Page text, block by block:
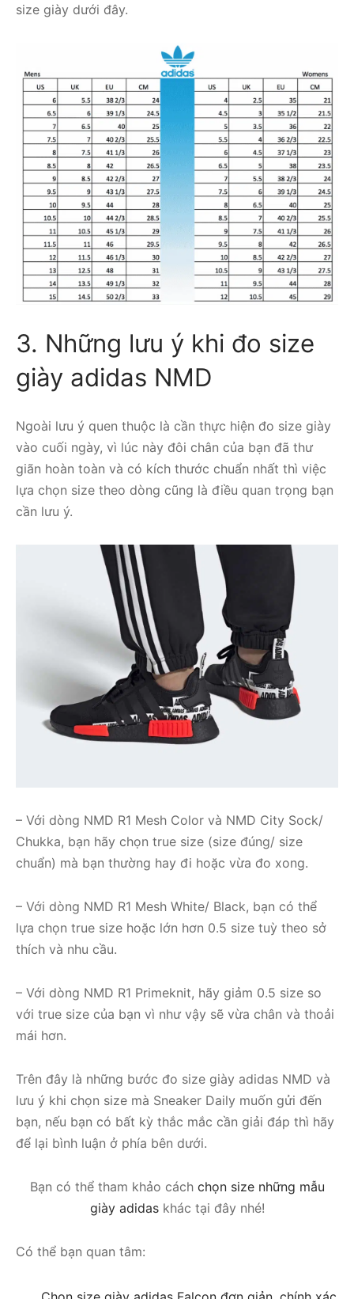
size giày dưới đây.
3. Những lưu ý khi đo size
giày adidas NMD
Ngoài lưu ý quen thuộc là cần thực hiện đo size giày
vào cuối ngày, vì lúc này đôi chân của bạn đã thư
giãn hoàn toàn và có kích thước chuẩn nhất thì việc
lựa chọn size theo dòng cũng là điều quan trọng bạn
cần lưu ý.
– Với dòng NMD R1 Mesh Color và NMD City Sock/
Chukka, bạn hãy chọn true size (size đúng/ size
chuẩn) mà bạn thường hay đi hoặc vừa đo xong.
– Với dòng NMD R1 Mesh White/ Black, bạn có thể
lựa chọn true size hoặc lớn hơn 0.5 size tuỳ theo sở
thích và nhu cầu.
– Với dòng NMD R1 Primeknit, hãy giảm 0.5 size so
với true size của bạn vì như vậy sẽ vừa chân và thoải
mái hơn.
Trên đây là những bước đo size giày adidas NMD và
lưu ý khi chọn size mà Sneaker Daily muốn gửi đến
bạn, nếu bạn có bất kỳ thắc mắc cần giải đáp thì hãy
để lại bình luận ở phía bên dưới.
Bạn có thể tham khảo cách chọn size những mẫu
giày adidaskhác tại đây nhé!
Có thể bạn quan tâm: